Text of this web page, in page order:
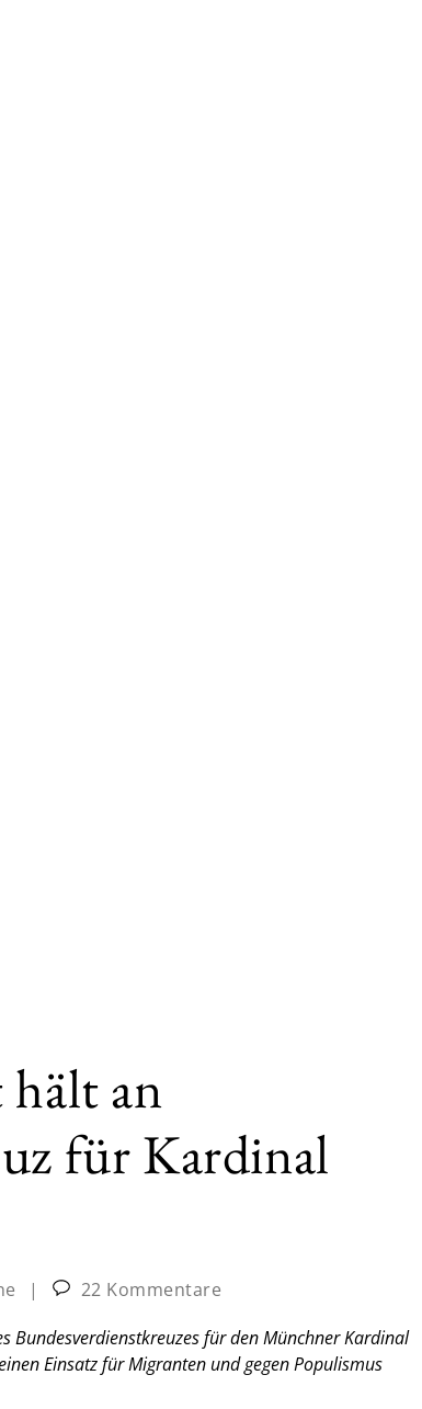
hält an
für Kardinal
|
22 Kommentare
Bundesverdienstkreuzes für den Münchner Kardinal
Einsatz für Migranten und gegen Populismus